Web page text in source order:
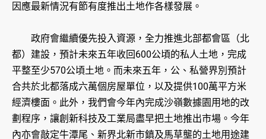
因應最新情況有節有度推出土地作各樣發展。
政府會繼續優先投入資源，全力推進北部都會區（北
都）建設，預計未來五年收回600公頃的私人土地，完成
平整至少570公頃土地。而未來五年，公、私營界別預計
合共於北都落成六萬個房屋單位，以及提供100萬平方米
經濟樓面。此外，我們會今年內完成沙嶺數據園用地的改
劃程序，讓創新科技及工業局盡早把土地推出市場。今年
內亦會敲定牛潭尾、新界北新市鎮及馬草壟的土地用途建